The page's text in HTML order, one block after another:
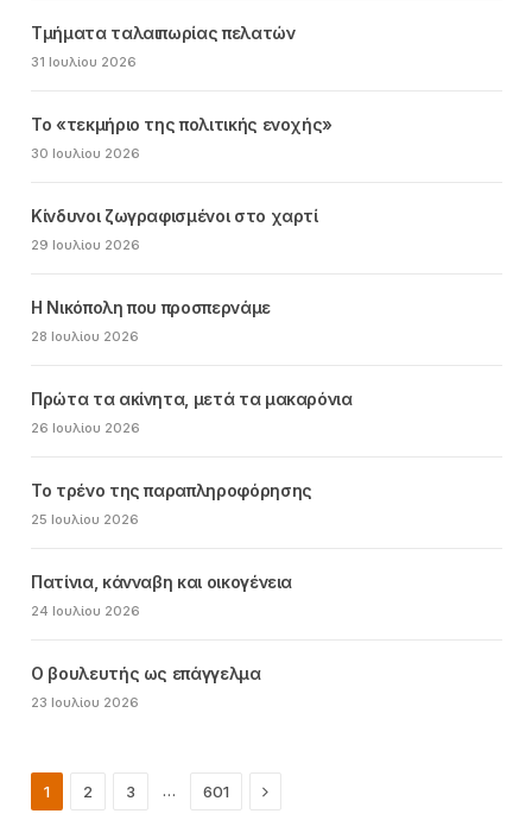
Τμήματα ταλαιπωρίας πελατών
31 Ιουλίου 2026
Το «τεκμήριο της πολιτικής ενοχής»
30 Ιουλίου 2026
Κίνδυνοι ζωγραφισμένοι στο χαρτί
29 Ιουλίου 2026
Η Νικόπολη που προσπερνάμε
28 Ιουλίου 2026
Πρώτα τα ακίνητα, μετά τα μακαρόνια
26 Ιουλίου 2026
Το τρένο της παραπληροφόρησης
25 Ιουλίου 2026
Πατίνια, κάνναβη και οικογένεια
24 Ιουλίου 2026
Ο βουλευτής ως επάγγελμα
23 Ιουλίου 2026
1 2 3 … 601 Next